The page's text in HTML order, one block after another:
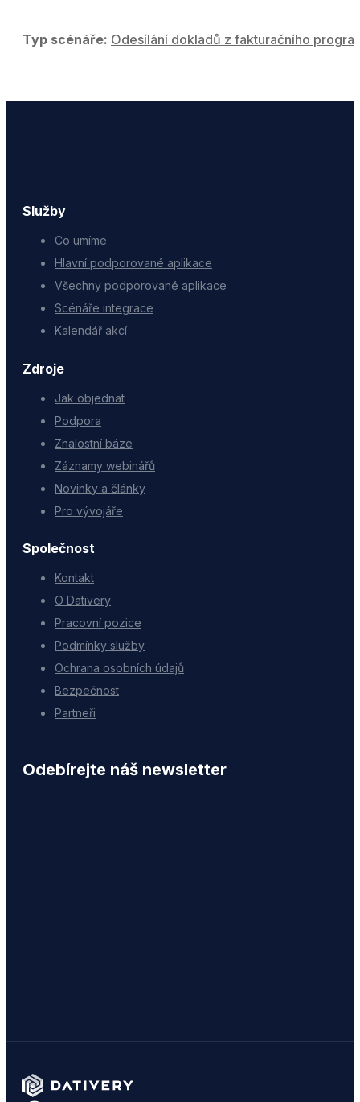
Typ scénáře: Odesílání dokladů z fakturačního
Služby
Co umíme
Hlavní podporované aplikace
Všechny podporované aplikace
Scénáře integrace
Kalendář akcí
Zdroje
Jak objednat
Podpora
Znalostní báze
Záznamy webinářů
Novinky a články
Pro vývojáře
Společnost
Kontakt
O Dativery
Pracovní pozice
Podmínky služby
Ochrana osobních údajů
Bezpečnost
Partneři
Odebírejte náš newsletter